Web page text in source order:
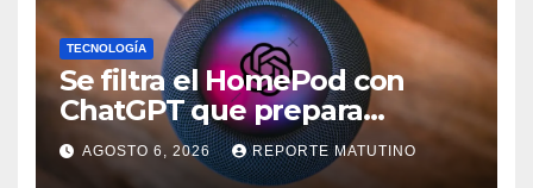
TECNOLOGÍA
Se filtra el HomePod con
ChatGPT que prepara
OpenAI y su diseño es una
locura
AGOSTO 6, 2026 REPORTE MATUTINO